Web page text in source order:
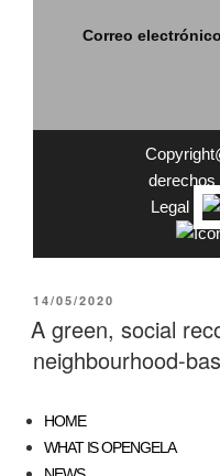
Correo
derechos
Legal
14/05/2020
A green, social
neighbourhood-
HOME
WHAT IS OPENGELA